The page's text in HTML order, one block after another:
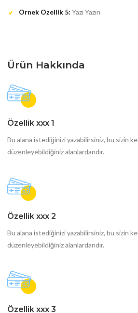
Örnek Özellik 5: Yazı Yazın
Ürün Hakkında
Özellik xxx 1
Bu alana istediğinizi yazabilirsiniz, bu sizin
düzenleyebildiğiniz alanlardandır.
Özellik xxx 2
Bu alana istediğinizi yazabilirsiniz, bu sizin
düzenleyebildiğiniz alanlardandır.
Özellik xxx 3